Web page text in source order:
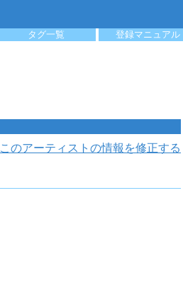
タグ一覧 登録マニュアル
このアーティストの情報を修正する